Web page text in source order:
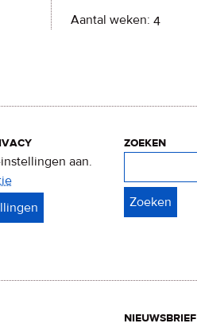
Aantal weken: 4
aan.
&
zoeken
nieuwsbrief